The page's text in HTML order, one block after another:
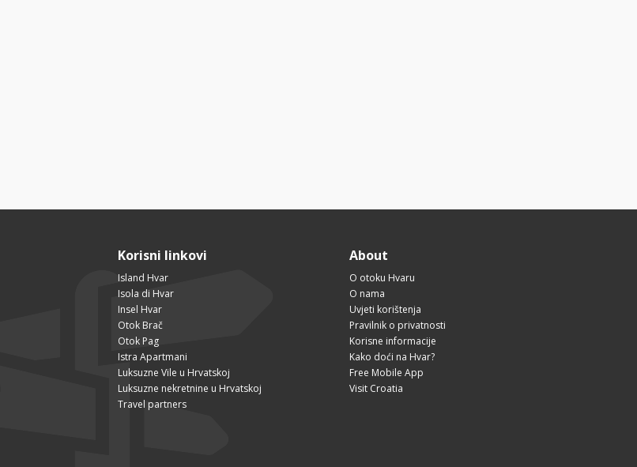
Korisni linkovi
Island Hvar
Isola di Hvar
Insel Hvar
Otok Brač
Otok Pag
Istra Apartmani
Luksuzne Vile u Hrvatskoj
Luksuzne nekretnine u Hrvatskoj
Travel partners
About
O otoku Hvaru
O nama
Uvjeti korištenja
Pravilnik o privatnosti
Korisne informacije
Kako doći na Hvar?
Free Mobile App
Visit Croatia